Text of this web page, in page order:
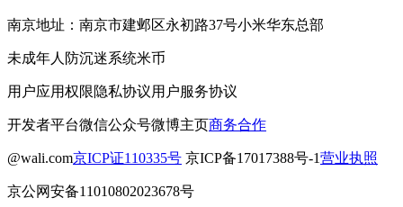
南京地址：南京市建邺区永初路37号小米华东总部
未成年人防沉迷系统米币
用户应用权限隐私协议用户服务协议
开发者平台微信公众号微博主页商务合作
@wali.com京ICP证110335号 京ICP备17017388号-1营业执照
京公网安备11010802023678号